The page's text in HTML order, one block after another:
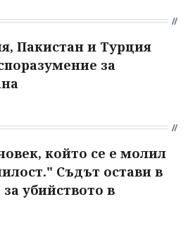
Пакистан и Турция
за
който се е молил
Съдът остави в
убийството в